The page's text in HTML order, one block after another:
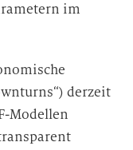
im
derzeit
Modellen